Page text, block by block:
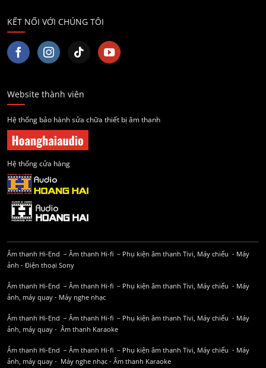
KẾT NỐI VỚI CHÚNG TÔI
Website thành viên
Hệ thống bảo hành sửa chữa thiết bị âm thanh
Hệ thống cửa hàng
Âm thanh Hi-End – Âm thanh Hi-fi – Phụ kiện âm thanh Tivi, Máy chiếu - Máy
ảnh - Điện thoại Sony
Âm thanh Hi-End – Âm thanh Hi-fi – Phụ kiện âm thanh Tivi, Máy chiếu - Máy
ảnh, máy quay - Máy nghe nhạc
Âm thanh Hi-End – Âm thanh Hi-fi – Phụ kiện âm thanh Tivi, Máy chiếu - Máy
ảnh, máy quay - Âm thanh Karaoke
Âm thanh Hi-End – Âm thanh Hi-fi – Phụ kiện âm thanh Tivi, Máy chiếu - Máy
ảnh, máy quay - Máy nghe nhạc - Âm thanh Karaoke